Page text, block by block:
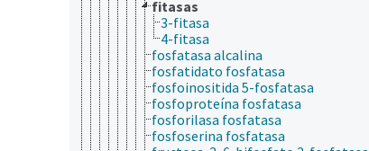
fitasas
3-fitasa
4-fitasa
fosfatasa alcalina
fosfatidato fosfatasa
fosfoinositida 5-fosfatasa
fosfoproteína fosfatasa
fosforilasa fosfatasa
fosfoserina fosfatasa